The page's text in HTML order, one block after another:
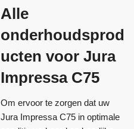
Alle
onderhoudsprod
ucten voor Jura
Impressa C75
Om ervoor te zorgen dat uw
Jura Impressa C75 in optimale